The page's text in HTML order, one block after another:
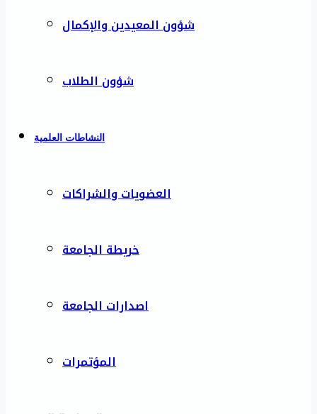
شؤون المعيدين والإكمال
شؤون الطلاب
النشاطات العلمية
العضويات والشراكات
خريطة الجامعة
اصدارات الجامعة
المؤتمرات